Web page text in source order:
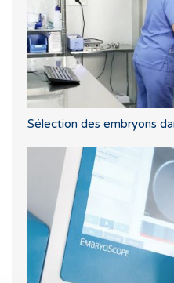
Sélection des embryons